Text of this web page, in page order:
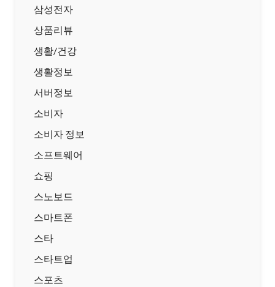
삼성전자
상품리뷰
생활/건강
생활정보
서버정보
소비자
소비자 정보
소프트웨어
쇼핑
스노보드
스마트폰
스타
스타트업
스포츠